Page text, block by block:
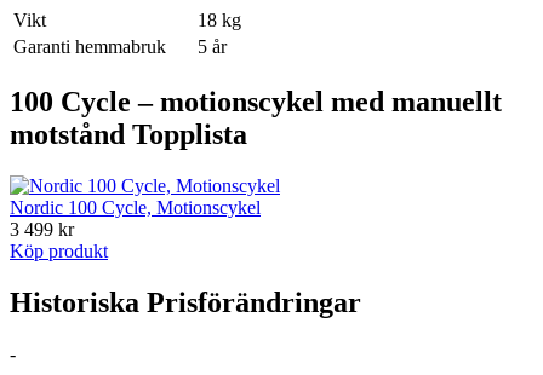
Vikt
18 kg
Garanti hemmabruk
5 år
100 Cycle – motionscykel med manuellt
motstånd Topplista
Nordic 100 Cycle, Motionscykel
3 499 kr
Köp produkt
Historiska Prisförändringar
-